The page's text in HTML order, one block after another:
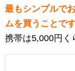
最もシンプルで
ムを買うことです
携帯は5,000円く